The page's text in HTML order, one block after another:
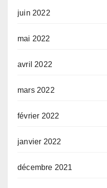
juin 2022
mai 2022
avril 2022
mars 2022
février 2022
janvier 2022
décembre 2021